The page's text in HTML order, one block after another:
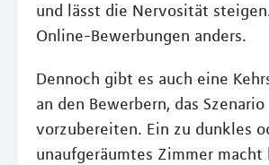
und lässt die Nervosität
Online-Bewerbungen anders.
Dennoch gibt es auch eine
an den Bewerbern, das Szenario
vorzubereiten. Ein zu dunkles
unaufgeräumtes Zimmer